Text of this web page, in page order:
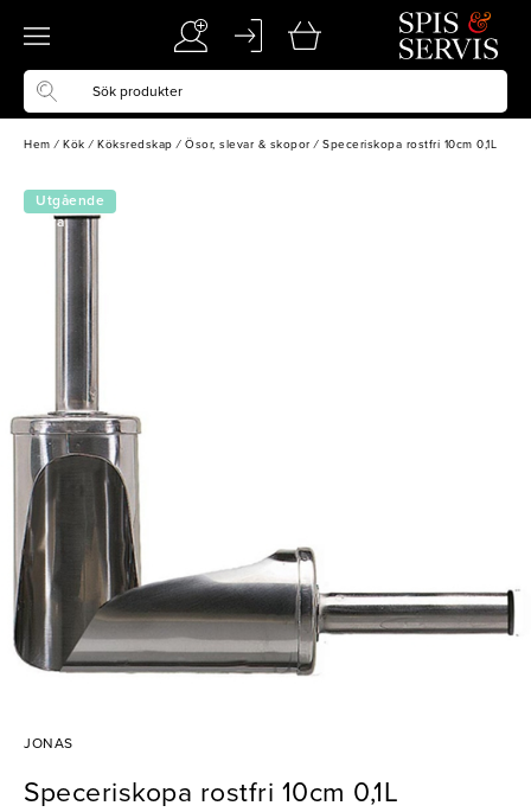
Hem / Kök / Köksredskap / Ösor, slevar & skopor / Speceriskopa rostfri 10cm 0,1L
Utgående
vara
JONAS
Speceriskopa rostfri 10cm 0,1L